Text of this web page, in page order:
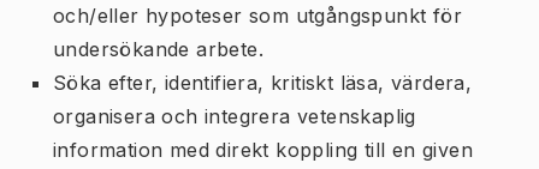
och/eller hypoteser som utgångspunkt för
undersökande arbete.
Söka efter, identifiera, kritiskt läsa, värdera,
organisera och integrera vetenskaplig
information med direkt koppling till en given